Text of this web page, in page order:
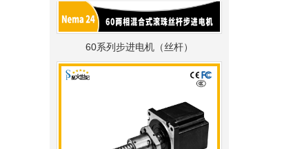
60系列步进电机（丝杆）